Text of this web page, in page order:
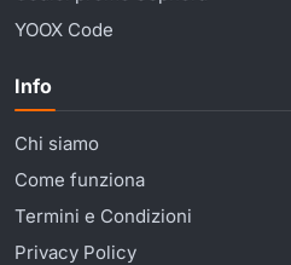
YOOX Code
Info
Chi siamo
Come funziona
Termini e Condizioni
Privacy Policy